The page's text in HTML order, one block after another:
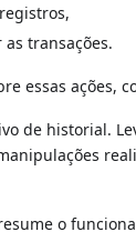
transações.
essas ações,
de historial.
o